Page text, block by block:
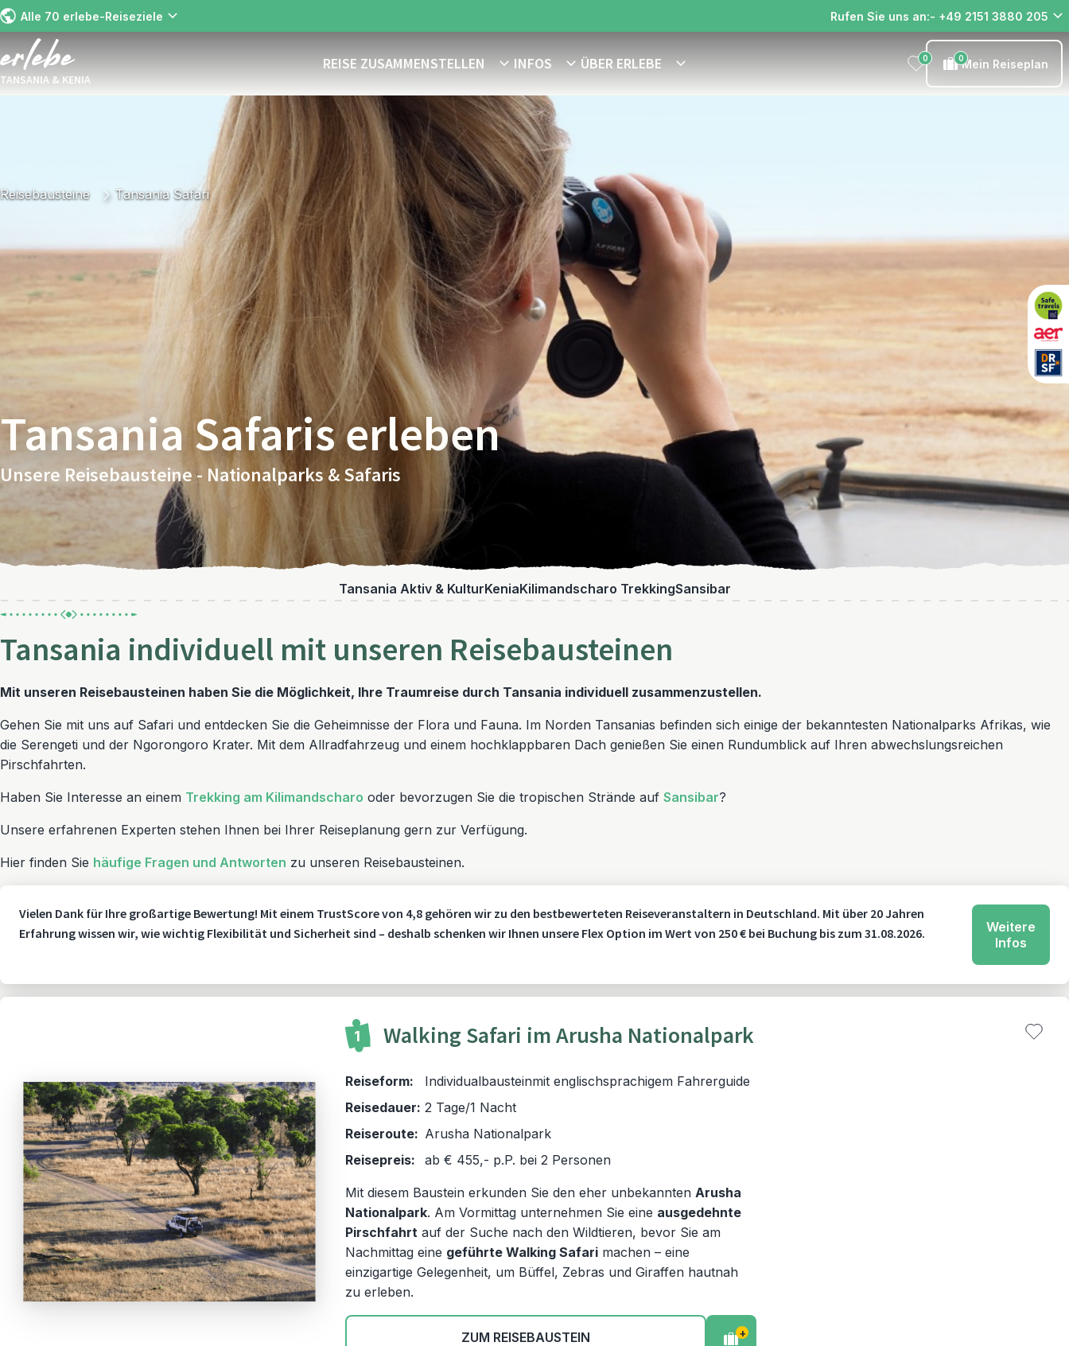
Alle 70 erlebe-Reiseziele Rufen Sie uns an:- +49 2151 3880 205
TANSANIA & KENIA
REISE ZUSAMMENSTELLEN INFOS ÜBER ERLEBE 0 0Mein Reiseplan
Reisebausteine Tansania Safari
Tansania Safaris erleben
Unsere Reisebausteine - Nationalparks & Safaris
Tansania Aktiv & KulturKeniaKilimandscharo TrekkingSansibar
Tansania individuell mit unseren Reisebausteinen
Mit unseren Reisebausteinen haben Sie die Möglichkeit, Ihre Traumreise durch Tansania individuell zusammenzustellen.
Gehen Sie mit uns auf Safari und entdecken Sie die Geheimnisse der Flora und Fauna. Im Norden Tansanias befinden sich einige der bekanntesten Nationalparks Afrikas, wie
die Serengeti und der Ngorongoro Krater. Mit dem Allradfahrzeug und einem hochklappbaren Dach genießen Sie einen Rundumblick auf Ihren abwechslungsreichen
Pirschfahrten.
Haben Sie Interesse an einem Trekking am Kilimandscharo oder bevorzugen Sie die tropischen Strände auf Sansibar?
Unsere erfahrenen Experten stehen Ihnen bei Ihrer Reiseplanung gern zur Verfügung.
Hier finden Sie häufige Fragen und Antworten zu unseren Reisebausteinen.
Vielen Dank für Ihre großartige Bewertung! Mit einem TrustScore von 4,8 gehören wir zu den bestbewerteten Reiseveranstaltern in Deutschland. Mit über 20 Jahren
Erfahrung wissen wir, wie wichtig Flexibilität und Sicherheit sind – deshalb schenken wir Ihnen unsere Flex Option im Wert von 250 € bei Buchung bis zum 31.08.2026.
Weitere
Infos
1 Walking Safari im Arusha Nationalpark
Reiseform:
Individualbausteinmit englischsprachigem Fahrerguide
Reisedauer: 2 Tage/1 Nacht
Reiseroute: Arusha Nationalpark
Reisepreis:
ab € 455,- p.P. bei 2 Personen
Mit diesem Baustein erkunden Sie den eher unbekannten Arusha
Nationalpark. Am Vormittag unternehmen Sie eine ausgedehnte
Pirschfahrt auf der Suche nach den Wildtieren, bevor Sie am
Nachmittag eine geführte Walking Safari machen – eine
einzigartige Gelegenheit, um Büffel, Zebras und Giraffen hautnah
zu erleben.
ZUM REISEBAUSTEIN +